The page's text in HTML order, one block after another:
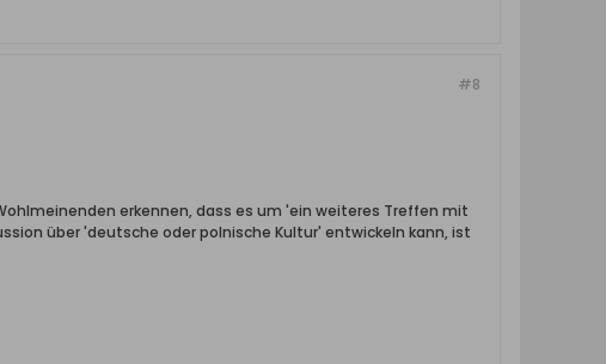
#8
erkennen, dass es um 'ein weiteres Treffen mit
über 'deutsche oder polnische Kultur' entwickeln kann, ist